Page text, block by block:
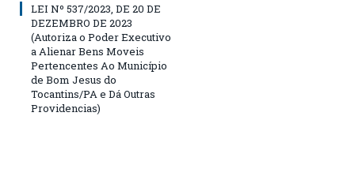
LEI Nº 537/2023, DE 20 DE
DEZEMBRO DE 2023
(Autoriza o Poder Executivo
a Alienar Bens Moveis
Pertencentes Ao Município
de Bom Jesus do
Tocantins/PA e Dá Outras
Providencias)